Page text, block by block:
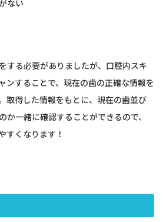
ない
する必要がありましたが、口腔内スキ
ンすることで、現在の歯の正確な情報を
取得した情報をもとに、現在の歯並び
か一緒に確認することができるので、
すくなります！